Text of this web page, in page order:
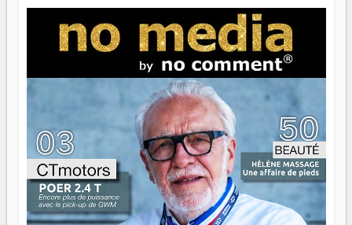
jeunes qui tiennent la torche. Alors oui, on pourrait
s'arrêter là, applaudir et rentrer chez soi satisfait. Mais ce
serait passer à côté d'une chose essentielle. La fougue, ça
brûle fort — et parfois, ça brûle vite. Une flamme sans
direction peut éclairer autant qu'elle peut consumer. C'est
là que les aînés entrent en scène — pas pour reprendre le
gouvernail, mais pour montrer où sont les récifs. Les jeunes
ont la force, les vieux ont l'expérience, comme on dit. Ce
n'est pas un combat de générations — c'est une question
d'équipage. Partagez vos réussites, mais aussi vos échecs.
Surtout vos échecs, d'ailleurs — ils enseignent mieux que
n'importe quel manuel. À Madagascar, la barque avance.
Il faut juste s'assurer que tout le monde rame dans le
même sens.